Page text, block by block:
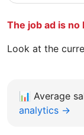
The job ad is no
Look at the
📊 Average
analytics →